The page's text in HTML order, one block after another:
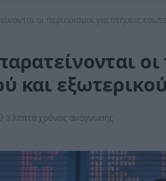
οι περιορισμοί για πτήσεις
και εξωτερικού
3 λεπτά χρόνος ανάγνωσης